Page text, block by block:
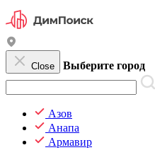
Close Выберите город
Азов
Анапа
Армавир